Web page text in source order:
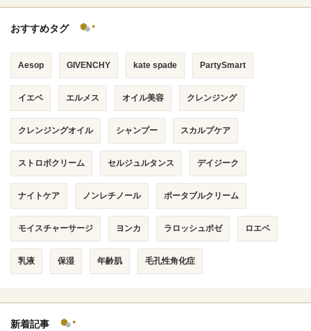
おすすめタグ
Aesop GIVENCHY kate spade PartySmart
イエベ エルメス オイル美容 クレンジング
クレンジングオイル シャンプー スカルプケア
ストロボクリーム セルジュルタンス デイジーク
ナイトケア ノンレチノール ポータブルクリーム
モイスチャーサージ ヨンカ ラロッシュポゼ ロエベ
乳液 保湿 年齢肌 毛孔性角化症
新着記事